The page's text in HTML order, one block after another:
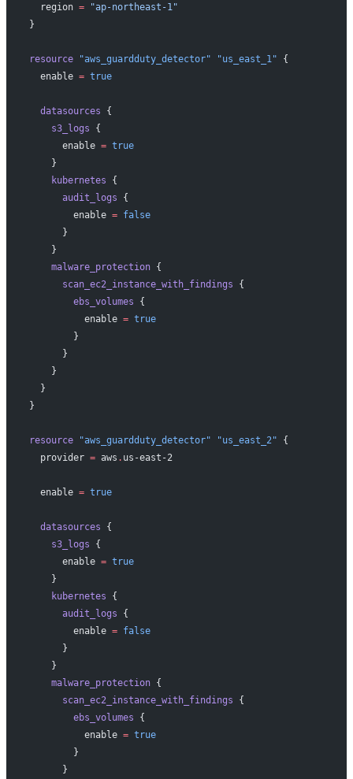
  region
= "ap-northeast-1"
}
resource "aws_guardduty_detector" "us_east_1" {
  enable
= true
  datasources
{
    s3_logs
{
      enable
= true
    }
    kubernetes
{
      audit_logs
{
        enable
= false
      }
    }
    malware_protection
{
      scan_ec2_instance_with_findings
{
        ebs_volumes
{
          enable
= true
        }
      }
    }
  }
}
resource "aws_guardduty_detector" "us_east_2" {
  provider
= aws . us-east-2
  enable
= true
  datasources
{
    s3_logs
{
      enable
= true
    }
    kubernetes
{
      audit_logs
{
        enable
= false
      }
    }
    malware_protection
{
      scan_ec2_instance_with_findings
{
        ebs_volumes
{
          enable
= true
        }
      }